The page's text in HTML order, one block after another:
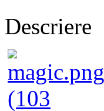
Descriere